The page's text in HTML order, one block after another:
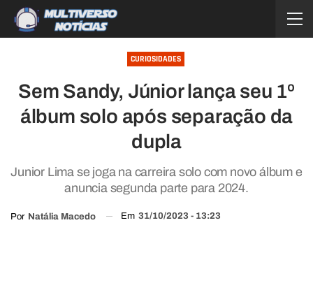
CURIOSIDADES
Sem Sandy, Júnior lança seu 1º
álbum solo após separação da
dupla
Junior Lima se joga na carreira solo com novo álbum e
anuncia segunda parte para 2024.
Por Natália Macedo Em 31/10/2023 - 13:23